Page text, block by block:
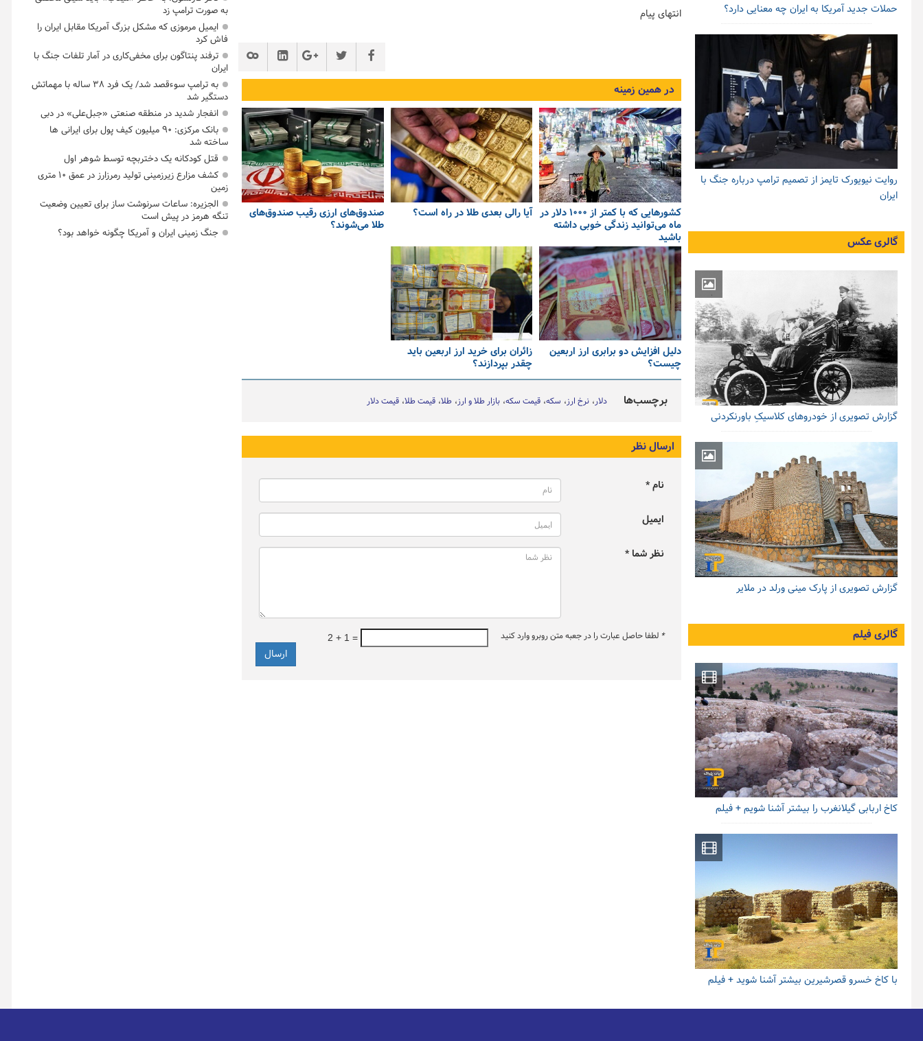
انتهای پیام
در همین زمینه
کشورهایی که با کمتر از ۱۰۰۰ دلار در
ماه می‌توانید زندگی خوبی داشته
باشید
آیا رالی بعدی طلا در راه است؟ صندوق‌های ارزی رقیب صندوق‌های
طلا می‌شوند؟
دلیل افزایش دو برابری ارز اربعین
چیست؟
زائران برای خرید ارز اربعین باید
چقدر بپردازند؟
برچسب‌ها دلار نرخ ارز سکه قیمت سکه بازار طلا و ارز طلا قیمت طلا قیمت دلار
ارسال نظر
نام *
ایمیل
نظر شما *
* لطفا حاصل عبارت را در جعبه متن روبرو وارد کنید 2 + 1 =
حملات جدید آمریکا به ایران چه معنایی دارد؟
روایت نیویورک تایمز از تصمیم ترامپ درباره جنگ با
ایران
گالری عکس
گزارش تصویری از خودروهای کلاسیکِ باورنکردنی
گزارش تصویری از پارک مینی ورلد در ملایر
گالری فیلم
کاخ اربابی گیلانغرب را بیشتر آشنا شویم + فیلم
با کاخ خسرو قصرشیرین بیشتر آشنا شوید + فیلم
به صورت ترامپ زد
ایمیل مرموزی که مشکل بزرگ آمریکا مقابل ایران را
فاش کرد
ترفند پنتاگون برای مخفی‌کاری در آمار تلفات جنگ با
ایران
به ترامپ سوءقصد شد/ یک فرد ۳۸ ساله با مهماتش
دستگیر شد
انفجار شدید در منطقه صنعتی «جبل‌علی» در دبی
بانک مرکزی: ۹۰ میلیون کیف پول برای ایرانی ها
ساخته شد
قتل کودکانه یک دختربچه توسط شوهر اول
کشف مزارع زیرزمینی تولید رمرزارز در عمق ۱۰ متری
زمین
الجزیره: ساعات سرنوشت ساز برای تعیین وضعیت
تنگه هرمز در پیش است
جنگ زمینی ایران و آمریکا چگونه خواهد بود؟